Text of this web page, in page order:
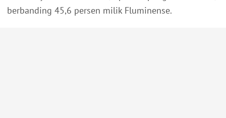
berbanding 45,6 persen milik Fluminense.